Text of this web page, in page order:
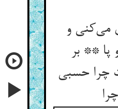
می‌کنی و
** بر
چرا حسبی
چرا